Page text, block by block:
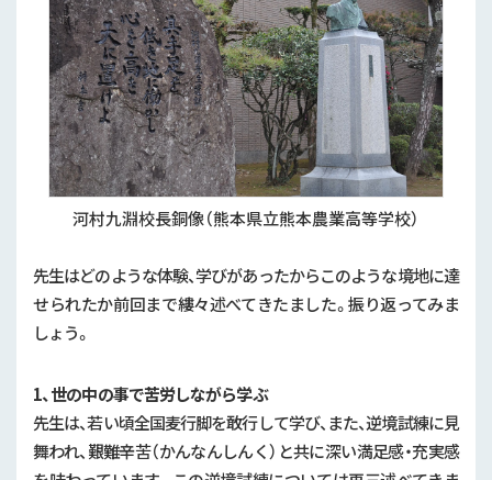
河村九淵校長銅像（熊本県立熊本農業高等学校）
先生はどのような体験、学びがあったからこのような境地に達
せられたか前回まで縷々述べてきたました。振り返ってみま
しょう。
1、世の中の事で苦労しながら学ぶ
先生は、若い頃全国麦行脚を敢行して学び、また、逆境試練に見
舞われ、艱難辛苦（かんなんしんく）と共に深い満足感・充実感